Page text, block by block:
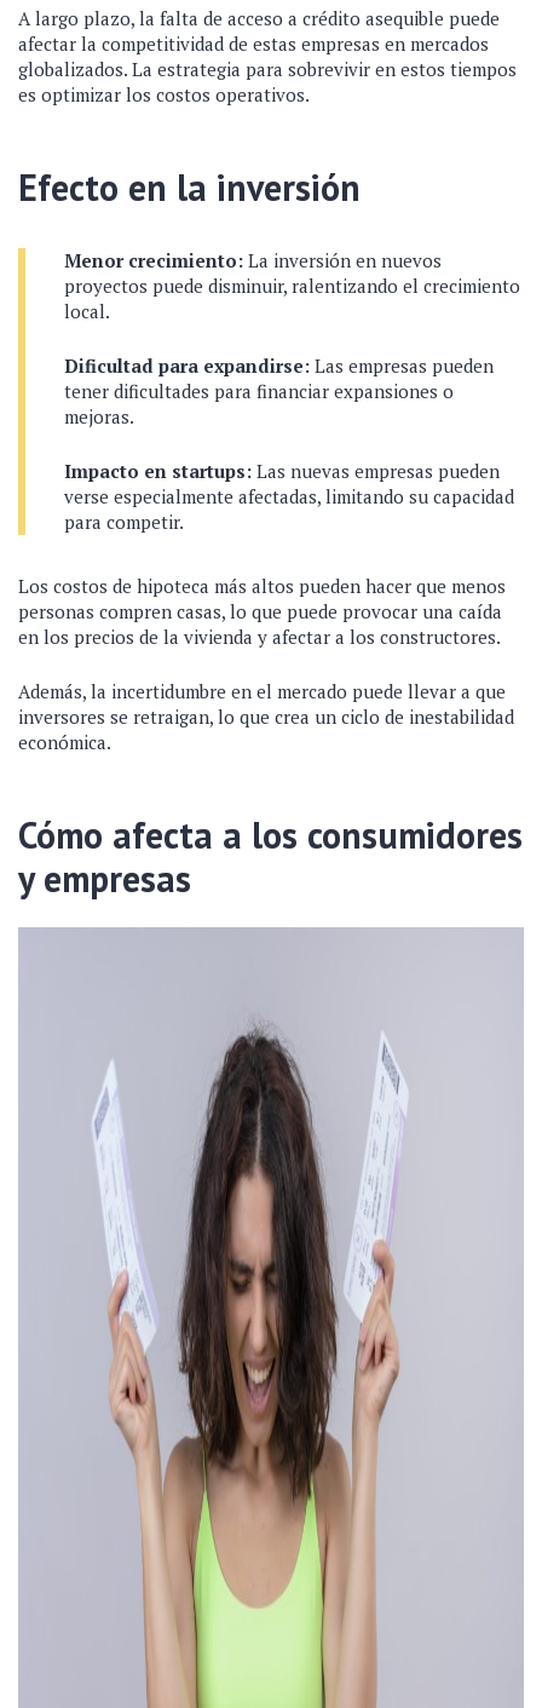
A largo plazo, la falta de acceso a crédito asequible puede
afectar la competitividad de estas empresas en mercados
globalizados. La estrategia para sobrevivir en estos tiempos
es optimizar los costos operativos.
Efecto en la inversión
Menor crecimiento: La inversión en nuevos
proyectos puede disminuir, ralentizando el crecimiento
local.
Dificultad para expandirse: Las empresas pueden
tener dificultades para financiar expansiones o
mejoras.
Impacto en startups: Las nuevas empresas pueden
verse especialmente afectadas, limitando su capacidad
para competir.
Los costos de hipoteca más altos pueden hacer que menos
personas compren casas, lo que puede provocar una caída
en los precios de la vivienda y afectar a los constructores.
Además, la incertidumbre en el mercado puede llevar a que
inversores se retraigan, lo que crea un ciclo de inestabilidad
económica.
Cómo afecta a los consumidores
y empresas